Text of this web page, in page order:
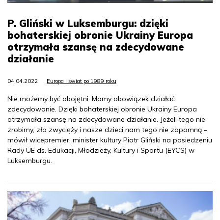
P. Gliński w Luksemburgu: dzięki
bohaterskiej obronie Ukrainy Europa
otrzymała szansę na zdecydowane
działanie
04.04.2022 Europa i świat po 1989 roku
Nie możemy być obojętni. Mamy obowiązek działać
zdecydowanie. Dzięki bohaterskiej obronie Ukrainy Europa
otrzymała szansę na zdecydowane działanie. Jeżeli tego nie
zrobimy, zło zwycięży i nasze dzieci nam tego nie zapomną –
mówił wicepremier, minister kultury Piotr Gliński na posiedzeniu
Rady UE ds. Edukacji, Młodzieży, Kultury i Sportu (EYCS) w
Luksemburgu.